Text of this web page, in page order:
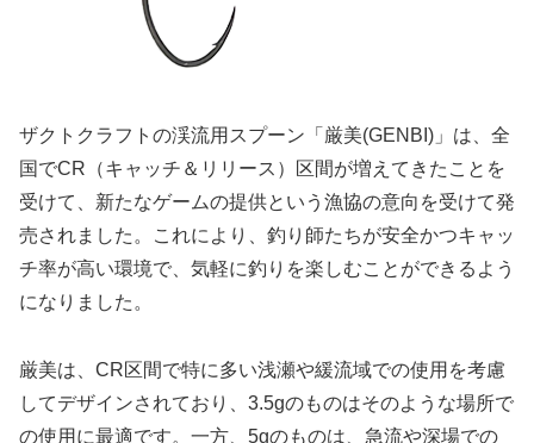
ザクトクラフトの渓流用スプーン「厳美(GENBI)」は、全
国でCR（キャッチ＆リリース）区間が増えてきたことを
受けて、新たなゲームの提供という漁協の意向を受けて発
売されました。これにより、釣り師たちが安全かつキャッ
チ率が高い環境で、気軽に釣りを楽しむことができるよう
になりました。
厳美は、CR区間で特に多い浅瀬や緩流域での使用を考慮
してデザインされており、3.5gのものはそのような場所で
の使用に最適です。一方、5gのものは、急流や深場での